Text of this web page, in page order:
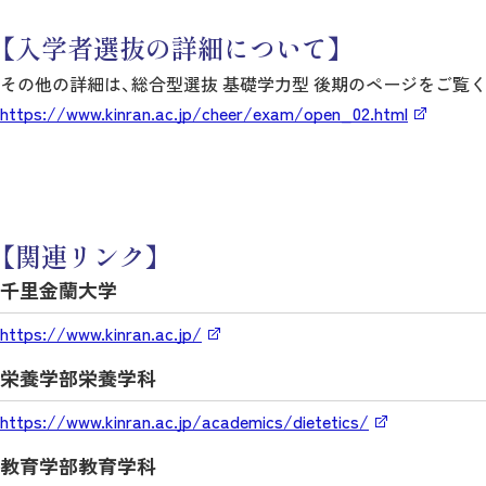
【入学者選抜の詳細について】
その他の詳細は、総合型選抜 基礎学力型 後期のページをご覧く
https://www.kinran.ac.jp/cheer/exam/open_02.html
【関連リンク】
千里金蘭大学
https://www.kinran.ac.jp/
栄養学部栄養学科
https://www.kinran.ac.jp/academics/dietetics/
教育学部教育学科